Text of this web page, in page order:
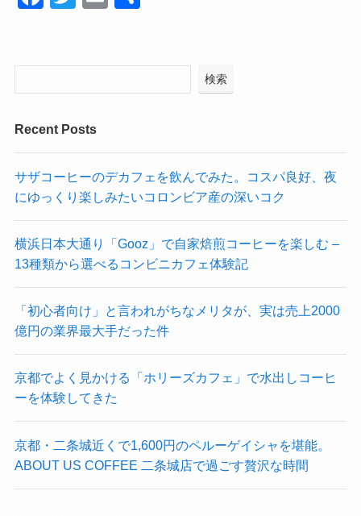
e
b
o
o
k
er
検索
Recent Posts
サザコーヒーのデカフェを飲んでみた。コスパ良好、夜
にゆっくり楽しみたいコロンビア産の深いコク
横浜日本大通り「Gooz」で自家焙煎コーヒーを楽しむ –
13種類から選べるコンビニカフェ体験記
「初心者向け」と言われがちなメリタが、実は売上2000
億円の業界最大手だった件
京都でよく見かける「ホリーズカフェ」で水出しコーヒ
ーを体験してきた
京都・二条城近くで1,600円のペルーゲイシャを堪能。
ABOUT US COFFEE 二条城店で過ごす贅沢な時間